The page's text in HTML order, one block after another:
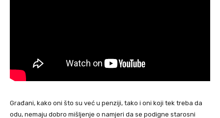
Građani, kako oni što su već u penziji, tako i oni koji tek treba da
odu, nemaju dobro mišljenje o namjeri da se podigne starosni